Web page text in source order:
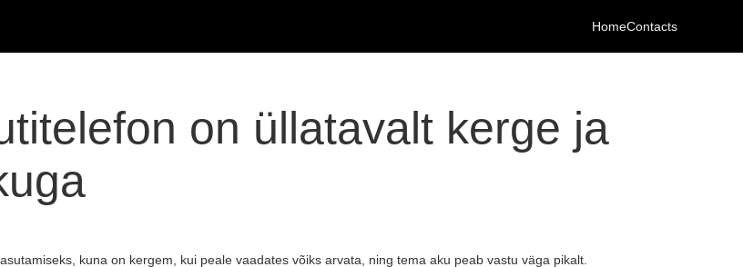
HomeContacts
on üllatavalt kerge ja
kuna on kergem, kui peale vaadates võiks arvata, ning tema aku peab vastu väga pikalt.